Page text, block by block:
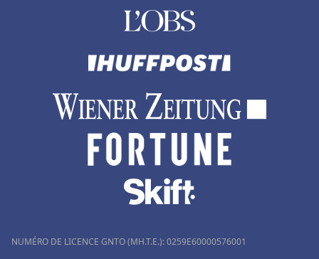
NUMÉRO DE LICENCE GNTO (MH.T.E.): 0259Ε60000576001